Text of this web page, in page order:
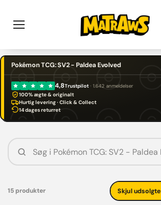
indhold
Pokémon TCG: SV2 - Paldea Evolved
4,8Trustpilot· 1.642 anmeldelser
100% ægte & originalt
Hurtig levering · Click & Collect
14 dages returret
15 produkter Skjul udsolgte